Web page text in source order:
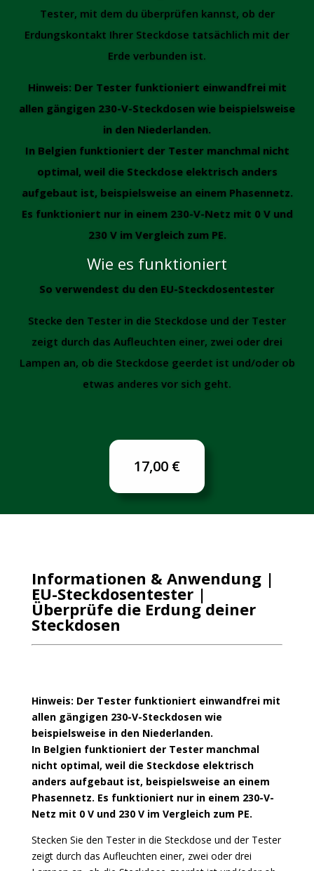
Tester, mit dem du überprüfen kannst, ob der
Erdungskontakt Ihrer Steckdose tatsächlich mit der
Erde verbunden ist.
Hinweis: Der Tester funktioniert einwandfrei mit
allen gängigen 230-V-Steckdosen wie beispielsweise
in den Niederlanden.
In Belgien funktioniert der Tester manchmal nicht
optimal, weil die Steckdose elektrisch anders
aufgebaut ist, beispielsweise an einem Phasennetz.
Es funktioniert nur in einem 230-V-Netz mit 0 V und
230 V im Vergleich zum PE.
Wie es funktioniert
So verwendest du den EU-Steckdosentester
Stecke den Tester in die Steckdose und der Tester
zeigt durch das Aufleuchten einer, zwei oder drei
Lampen an, ob die Steckdose geerdet ist und/oder ob
etwas anderes vor sich geht.
17,00 €
Informationen & Anwendung |
EU-Steckdosentester |
Überprüfe die Erdung deiner
Steckdosen
Hinweis: Der Tester funktioniert einwandfrei mit
allen gängigen 230-V-Steckdosen wie
beispielsweise in den Niederlanden.
In Belgien funktioniert der Tester manchmal
nicht optimal, weil die Steckdose elektrisch
anders aufgebaut ist, beispielsweise an einem
Phasennetz. Es funktioniert nur in einem 230-V-
Netz mit 0 V und 230 V im Vergleich zum PE.
Stecken Sie den Tester in die Steckdose und der Tester
zeigt durch das Aufleuchten einer, zwei oder drei